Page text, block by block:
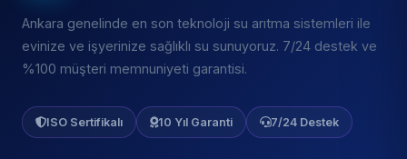
Ankara genelinde en son teknoloji su arıtma sistemleri ile
evinize ve işyerinize sağlıklı su sunuyoruz. 7/24 destek ve
%100 müşteri memnuniyeti garantisi.
ISO Sertifikalı 10 Yıl Garanti 7/24 Destek